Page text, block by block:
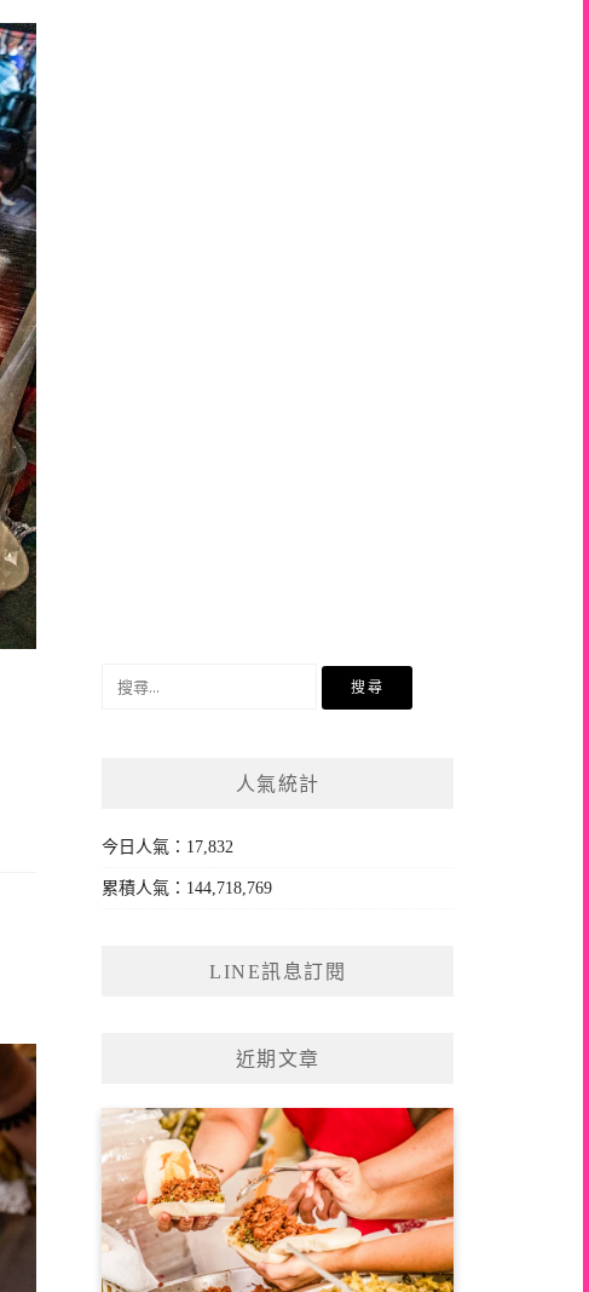
人氣統計
今日人氣：17,832
累積人氣：144,718,769
LINE訊息訂閱
近期文章